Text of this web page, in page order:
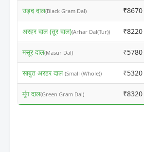
उड़द दाल(Black Gram Dal) ₹8670
अरहर दाल (तूर दाल)(Arhar Dal(Tur)) ₹8220
मसूर दाल(Masur Dal) ₹5780
साबुत अरहर दाल (Small (Whole)) ₹5320
मूंग दाल(Green Gram Dal) ₹8320